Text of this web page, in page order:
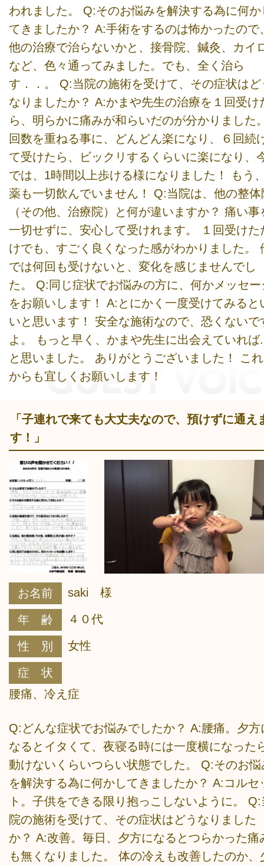
われました。 Q:そのお悩みを解決する為に何か
てきましたか？ A:手術をするのは怖かったので
他の治療で治らないかと、接骨院、鍼灸、カイ
など、色々通ってみました。でも、全く治ら
す．．。 Q:当院の施術を受けて、その症状はど
なりましたか？ A:かまや先生の治療を１回受け
ら、明らかに痛みが和らいだのが分かりました
回数を重ねる事に、どんどん楽になり、６回続
て受けたら、ビックリするくらいに楽になり、
では、1時間以上歩ける様になりました！ もう
薬も一切飲んでいません！ Q:当院は、他の整体
（その他、治療院）と何が違いますか？ 痛い事
一切せずに、安心して受けれます。 １回受けた
けでも、すごく良くなった感がわかりました。
では何回も受けないと、変化を感じませんでし
た。 Q:同じ症状でお悩みの方に、何かメッセー
をお願いします！ A:とにかく一度受けてみると
いと思います！ 安全な施術なので、恐くないで
よ。 もっと早く、かまや先生に出会えていれば
と思いました。 ありがとうございました！ これ
からも宜しくお願いします！
「子連れで来ても大丈夫なので、預けずに通え
す！」
お名前 saki 様
年 齢 ４０代
性 別 女性
症 状
腰痛、冷え症
Q:どんな症状でお悩みでしたか？ A:腰痛。夕方
なるとイタくて、夜寝る時には一度横になった
動けないくらいつらい状態でした。 Q:そのお悩
を解決する為に何かしてきましたか？ A:コルセ
ト。子供をできる限り抱っこしないように。 Q:
院の施術を受けて、その症状はどうなりました
か？ A:改善。毎日、夕方になるとつらかった痛
も無くなりました。 体の冷えも改善したのか、